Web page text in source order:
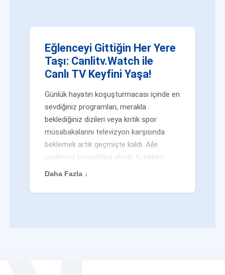
Eğlenceyi Gittiğin Her Yere
Taşı: Canlitv.Watch ile
Canlı TV Keyfini Yaşa!
Günlük hayatın koşuşturmacası içinde en
sevdiğiniz programları, merakla
beklediğiniz dizileri veya kritik spor
müsabakalarını televizyon karşısında
beklemek artık geçmişte kaldı. Aile
üyeleriniz kumandayı elinde tutarken
veya siz evden uzaktayken bile
değilsiniz. Geleneksel yayıncılığın
Daha Fazla ↓